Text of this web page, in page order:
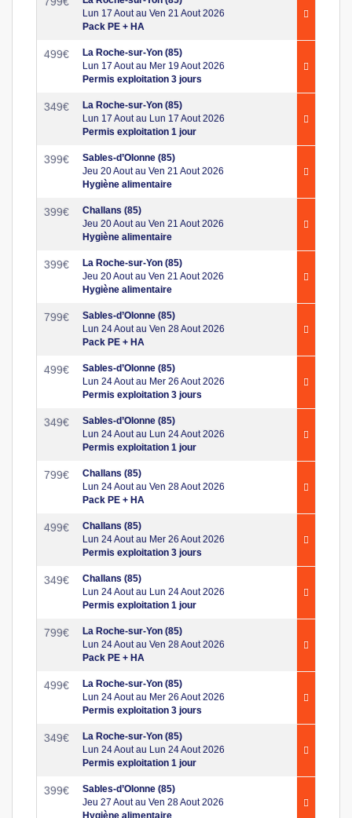
Lun 17 Aout au Ven 21 Aout 2026
Pack PE + HA
499€
La Roche-sur-Yon (85)
Lun 17 Aout au Mer 19 Aout 2026
Permis exploitation 3 jours
349€
La Roche-sur-Yon (85)
Lun 17 Aout au Lun 17 Aout 2026
Permis exploitation 1 jour
399€
Sables-d’Olonne (85)
Jeu 20 Aout au Ven 21 Aout 2026
Hygiène alimentaire
399€
Challans (85)
Jeu 20 Aout au Ven 21 Aout 2026
Hygiène alimentaire
399€
La Roche-sur-Yon (85)
Jeu 20 Aout au Ven 21 Aout 2026
Hygiène alimentaire
799€
Sables-d’Olonne (85)
Lun 24 Aout au Ven 28 Aout 2026
Pack PE + HA
499€
Sables-d’Olonne (85)
Lun 24 Aout au Mer 26 Aout 2026
Permis exploitation 3 jours
349€
Sables-d’Olonne (85)
Lun 24 Aout au Lun 24 Aout 2026
Permis exploitation 1 jour
799€
Challans (85)
Lun 24 Aout au Ven 28 Aout 2026
Pack PE + HA
499€
Challans (85)
Lun 24 Aout au Mer 26 Aout 2026
Permis exploitation 3 jours
349€
Challans (85)
Lun 24 Aout au Lun 24 Aout 2026
Permis exploitation 1 jour
799€
La Roche-sur-Yon (85)
Lun 24 Aout au Ven 28 Aout 2026
Pack PE + HA
499€
La Roche-sur-Yon (85)
Lun 24 Aout au Mer 26 Aout 2026
Permis exploitation 3 jours
349€
La Roche-sur-Yon (85)
Lun 24 Aout au Lun 24 Aout 2026
Permis exploitation 1 jour
399€
Sables-d’Olonne (85)
Jeu 27 Aout au Ven 28 Aout 2026
Hygiène alimentaire